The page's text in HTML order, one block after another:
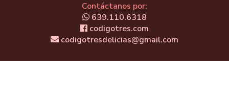
Contáctanos por:
639.110.6318
codigotres.com
codigotresdelicias@gmail.com